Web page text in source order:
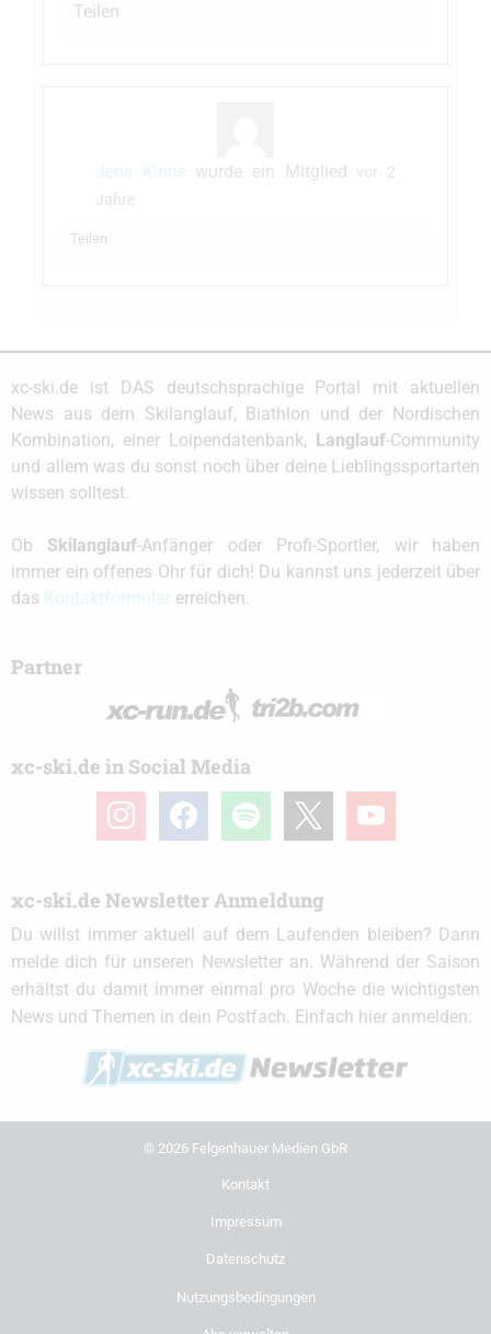
Teilen
Jens Kinne wurde ein Mitglied
vor 2
Jahre
Teilen
xc-ski.de ist DAS deutschsprachige Portal mit aktuellen
News aus dem Skilanglauf, Biathlon und der Nordischen
Kombination, einer Loipendatenbank,
Langlauf-Community
und allem was du sonst noch über deine Lieblingssportarten
wissen solltest.
Ob Skilanglauf-Anfänger oder Profi-Sportler, wir haben
immer ein offenes Ohr für dich! Du kannst uns jederzeit über
das
erreichen.
Partner
xc-ski.de in Social Media
instagramfacebook spotify youtube
xc-ski.de Newsletter Anmeldung
Du willst immer aktuell auf dem Laufenden bleiben? Dann
melde dich für unseren Newsletter an. Während der Saison
erhältst du damit immer einmal pro Woche die wichtigsten
News und Themen in dein Postfach. Einfach hier anmelden:
© 2026 Felgenhauer Medien GbR
Kontakt
Impressum
Datenschutz
Nutzungsbedingungen